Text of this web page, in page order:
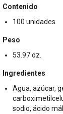
Contenido
100 unidades.
Peso
53.97 oz.
Ingredientes
Agua, azúcar,
sodio, ácido